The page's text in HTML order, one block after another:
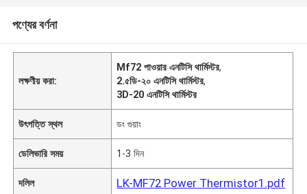
পণ্যের বর্ণনা
লক্ষণীয় করা:
Mf72 পাওয়ার এনটিসি থার্মিস্টর,
2.৫ডি-২০ এনটিসি থার্মিস্টর,
3D-20 এনটিসি থার্মিস্টর
উৎপত্তি স্থল ডং গুয়াং
ডেলিভারি সময় 1-3 দিন
দলিল LK-MF72 Power Thermistor1.pdf